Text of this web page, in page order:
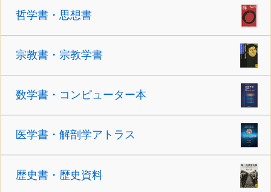
哲学書・思想書
宗教書・宗教学書
数学書・コンピューター本
医学書・解剖学アトラス
歴史書・歴史資料